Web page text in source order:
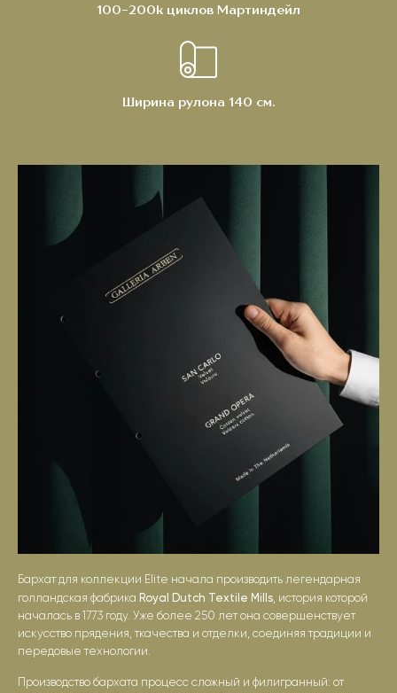
100-200k циклов Мартиндейл
Ширина рулона 140 см.
Бархат для коллекции Elite начала производить легендарная
голландская фабрика Royal Dutch Textile Mills, история которой
началась в 1773 году. Уже более 250 лет она совершенствует
искусство прядения, ткачества и отделки, соединяя традиции и
передовые технологии.
Производство бархата процесс сложный и филигранный: от